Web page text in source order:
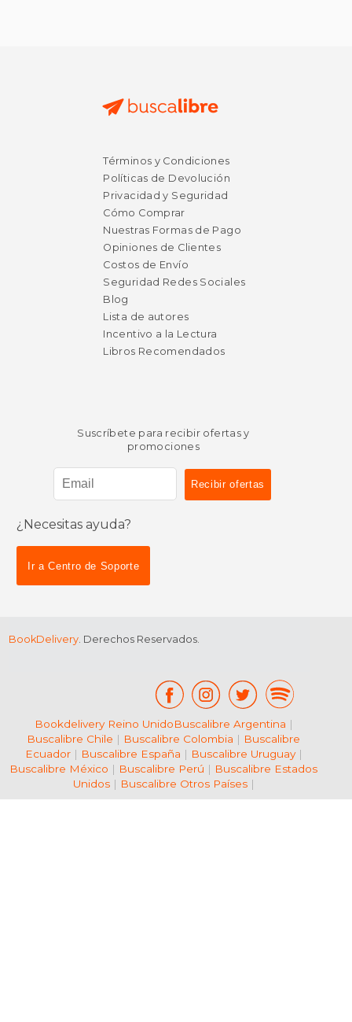
15%
dcto.
Términos y Condiciones
Políticas de Devolución
Privacidad y Seguridad
Cómo Comprar
Nuestras Formas de Pago
Opiniones de Clientes
Costos de Envío
Seguridad Redes Sociales
Blog
Lista de autores
Incentivo a la Lectura
Libros Recomendados
Suscríbete para recibir ofertas y
promociones
¿Necesitas ayuda?
Ir a Centro de Soporte
BookDelivery. Derechos Reservados.
Bookdelivery Reino UnidoBuscalibre Argentina |
Buscalibre Chile | Buscalibre Colombia | Buscalibre
Ecuador| Buscalibre España | Buscalibre Uruguay|
Buscalibre México | Buscalibre Perú | Buscalibre Estados
Unidos| Buscalibre Otros Países|